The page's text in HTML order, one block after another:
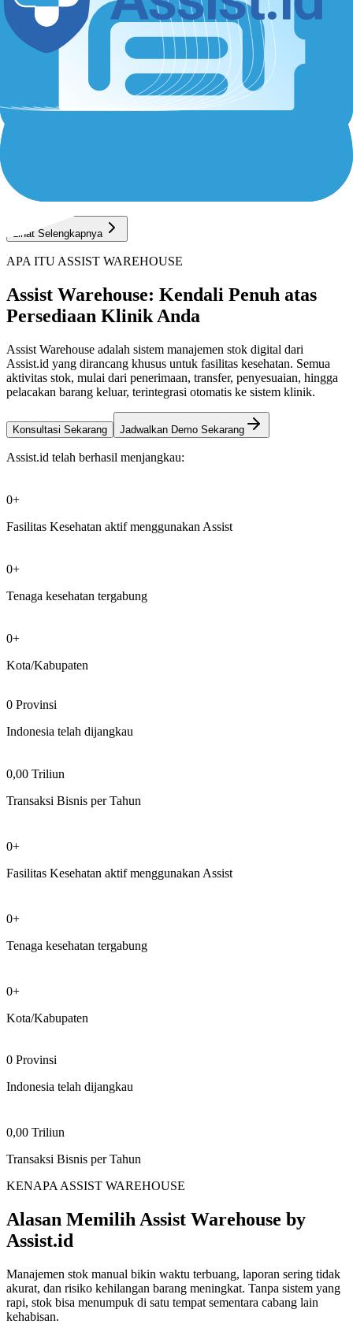
Lihat Selengkapnya
APA ITU ASSIST WAREHOUSE
Assist Warehouse: Kendali Penuh atas
Persediaan Klinik Anda
Assist Warehouse adalah sistem manajemen stok digital dari
Assist.id yang dirancang khusus untuk fasilitas kesehatan. Semua
aktivitas stok, mulai dari penerimaan, transfer, penyesuaian, hingga
pelacakan barang keluar, terintegrasi otomatis ke sistem klinik.
Konsultasi Sekarang Jadwalkan Demo Sekarang
Assist.id telah berhasil menjangkau:
0+
Fasilitas Kesehatan aktif menggunakan Assist
0+
Tenaga kesehatan tergabung
0+
Kota/Kabupaten
0 Provinsi
Indonesia telah dijangkau
0,00 Triliun
Transaksi Bisnis per Tahun
0+
Fasilitas Kesehatan aktif menggunakan Assist
0+
Tenaga kesehatan tergabung
0+
Kota/Kabupaten
0 Provinsi
Indonesia telah dijangkau
0,00 Triliun
Transaksi Bisnis per Tahun
KENAPA ASSIST WAREHOUSE
Alasan Memilih Assist Warehouse by
Assist.id
Manajemen stok manual bikin waktu terbuang, laporan sering tidak
akurat, dan risiko kehilangan barang meningkat. Tanpa sistem yang
rapi, stok bisa menumpuk di satu tempat sementara cabang lain
kehabisan.